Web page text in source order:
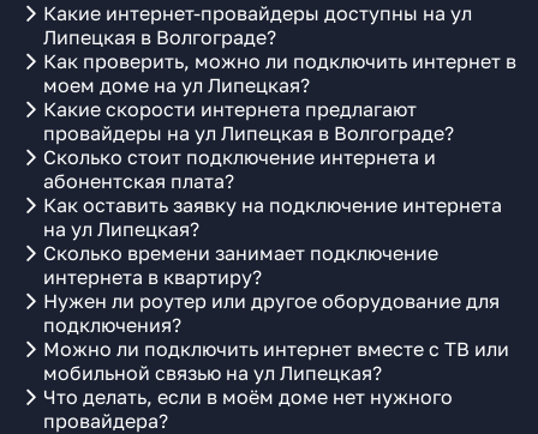
Какие интернет-провайдеры доступны на ул
Липецкая в Волгограде?
Как проверить, можно ли подключить интернет в
моем доме на ул Липецкая?
Какие скорости интернета предлагают
провайдеры на ул Липецкая в Волгограде?
Сколько стоит подключение интернета и
абонентская плата?
Как оставить заявку на подключение интернета
на ул Липецкая?
Сколько времени занимает подключение
интернета в квартиру?
Нужен ли роутер или другое оборудование для
подключения?
Можно ли подключить интернет вместе с ТВ или
мобильной связью на ул Липецкая?
Что делать, если в моём доме нет нужного
провайдера?